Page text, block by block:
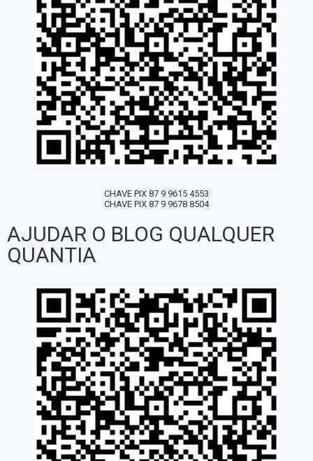
CHAVE PIX 87 9 9615 4553
CHAVE PIX 87 9 9678 8504
AJUDAR O BLOG QUALQUER
QUANTIA